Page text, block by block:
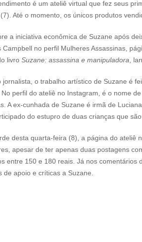
é um ateliê virtual que fez seus
Até o momento, os únicos produtos
a iniciativa econômica de Suzane após
Campbell no perfil Mulheres Assassinas,
livro Suzane: assassina e manipuladora,
jornalista, o trabalho artístico de Suzane é
perfil do ateliê no Instagram, é o nome
A ex-cunhada de Suzane é irmã de
do estupro de duas crianças que
desta quarta-feira (8), a página do ateliê
apesar de ter apenas duas postagens
entre 150 e 180 reais. Já nos comentários
de apoio e críticas a Suzane.